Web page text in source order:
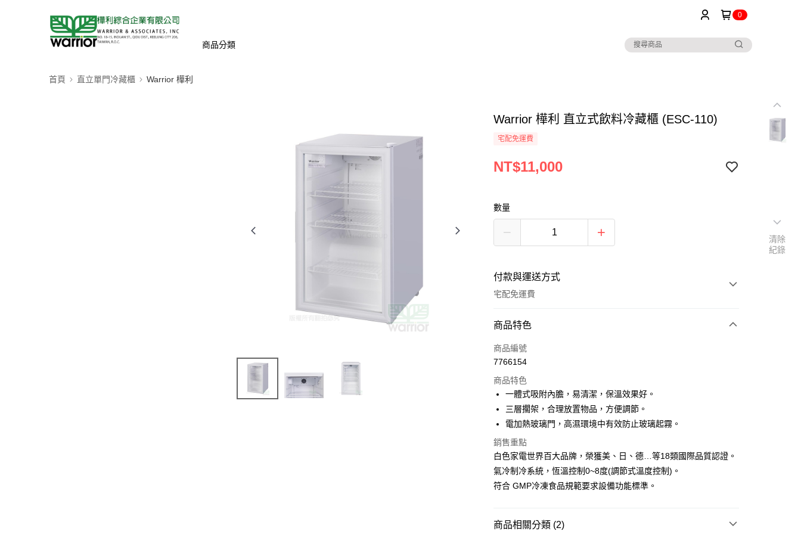
0
商品分類
首頁 直立單門冷藏櫃 Warrior 樺利
Warrior 樺利 直立式飲料冷藏櫃 (ESC-110)
宅配免運費
NT$11,000
數量
付款與運送方式
宅配免運費
付款方式
信用卡一次付款
Apple Pay
街口支付
AFTEE先享後付
相關說明
【關於「AFTEE先享後付」】
AFTEE先享後付是「在收到商品之後才付款」的支付方式。 讓您購物簡單
２．便利：只要手機號碼，簡訊認證，即可結帳。
宅配(請注意配件不含在免運內)
商品特色
商品編號
7766154
商品特色
一體式吸附內膽，易清潔，保溫效果好。
三層擱架，合理放置物品，方便調節。
電加熱玻璃門，高濕環境中有效防止玻璃起霧。
銷售重點
白色家電世界百大品牌，榮獲美、日、德…等18類國際品質認證。
氣冷制冷系統，恆溫控制0~8度(調節式溫度控制)。
符合 GMP冷凍食品規範要求設備功能標準。
商品相關分類 (2)
清除
紀錄